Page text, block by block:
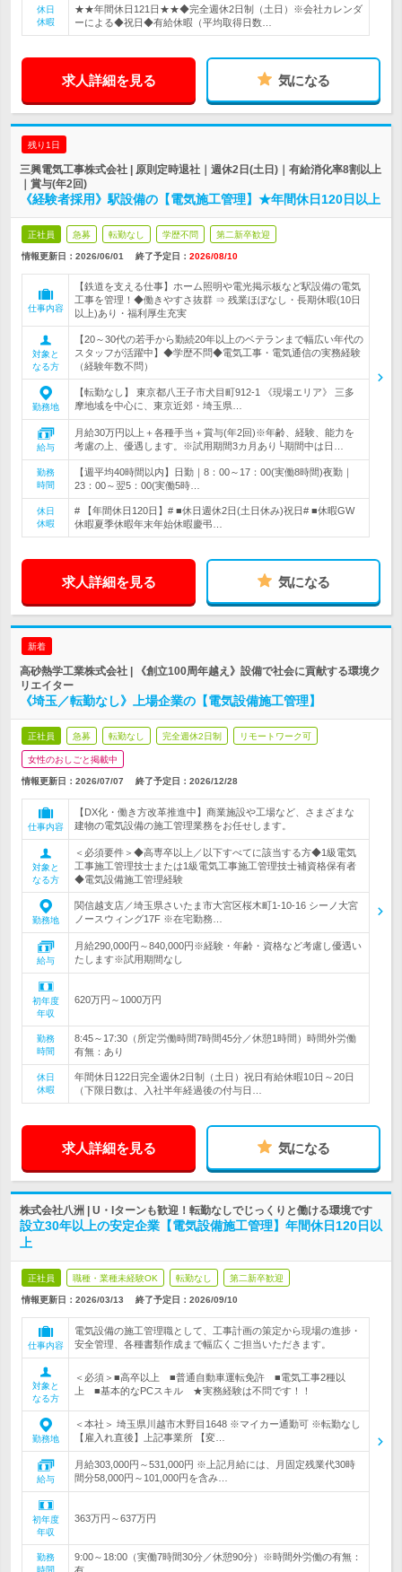
休日
休暇
★★年間休日121日★★◆完全週休2日制（土日）※会社カレンダ
ーによる◆祝日◆有給休暇（平均取得日数…
求人詳細を見る 気になる
残り1日
三興電気工事株式会社 | 原則定時退社｜週休2日(土日)｜有給消化率8割以上
｜賞与(年2回)
《経験者採用》駅設備の【電気施工管理】★年間休日120日以上
正社員 急募 転勤なし 学歴不問 第二新卒歓迎
情報更新日：2026/06/01 終了予定日： 2026/08/10
仕事内容
【鉄道を支える仕事】ホーム照明や電光掲示板など駅設備の電気
工事を管理！◆働きやすさ抜群 ⇒ 残業ほぼなし・長期休暇(10日
以上)あり・福利厚生充実
対象と
なる方
【20～30代の若手から勤続20年以上のベテランまで幅広い年代の
スタッフが活躍中】◆学歴不問◆電気工事・電気通信の実務経験
（経験年数不問）
勤務地
【転勤なし】 東京都八王子市犬目町912-1 《現場エリア》 三多
摩地域を中心に、東京近郊・埼玉県…
給与
月給30万円以上＋各種手当＋賞与(年2回)※年齢、経験、能力を
考慮の上、優遇します。※試用期間3カ月あり└期間中は日…
勤務
時間
【週平均40時間以内】日勤｜8：00～17：00(実働8時間)夜勤｜
23：00～翌5：00(実働5時…
休日
休暇
# 【年間休日120日】# ■休日週休2日(土日休み)祝日# ■休暇GW
休暇夏季休暇年末年始休暇慶弔…
求人詳細を見る 気になる
新着
高砂熱学工業株式会社 | 《創立100周年越え》設備で社会に貢献する環境ク
リエイター
《埼玉／転勤なし》上場企業の【電気設備施工管理】
正社員 急募 転勤なし 完全週休2日制 リモートワーク可
女性のおしごと掲載中
情報更新日：2026/07/07 終了予定日： 2026/12/28
仕事内容
【DX化・働き方改革推進中】商業施設や工場など、さまざまな
建物の電気設備の施工管理業務をお任せします。
対象と
なる方
＜必須要件＞◆高専卒以上／以下すべてに該当する方◆1級電気
工事施工管理技士または1級電気工事施工管理技士補資格保有者
◆電気設備施工管理経験
勤務地
関信越支店／埼玉県さいたま市大宮区桜木町1-10-16 シーノ大宮
ノースウィング17F ※在宅勤務…
給与
月給290,000円～840,000円※経験・年齢・資格など考慮し優遇い
たします※試用期間なし
初年度
年収
620万円～1000万円
勤務
時間
8:45～17:30（所定労働時間7時間45分／休憩1時間）時間外労働
有無：あり
休日
休暇
年間休日122日完全週休2日制（土日）祝日有給休暇10日～20日
（下限日数は、入社半年経過後の付与日…
求人詳細を見る 気になる
株式会社八洲 | U・Iターンも歓迎！転勤なしでじっくりと働ける環境です
設立30年以上の安定企業【電気設備施工管理】年間休日120日以
上
正社員 職種・業種未経験OK 転勤なし 第二新卒歓迎
情報更新日：2026/03/13 終了予定日： 2026/09/10
仕事内容
電気設備の施工管理職として、工事計画の策定から現場の進捗・
安全管理、各種書類作成まで幅広くご担当いただきます。
対象と
なる方
＜必須＞■高卒以上 ■普通自動車運転免許 ■電気工事2種以
上 ■基本的なPCスキル ★実務経験は不問です！！
勤務地
＜本社＞ 埼玉県川越市木野目1648 ※マイカー通勤可 ※転勤なし
【雇入れ直後】上記事業所 【変…
給与
月給303,000円～531,000円 ※上記月給には、月固定残業代30時
間分58,000円～101,000円を含み…
初年度
年収
363万円～637万円
勤務
時間
9:00～18:00（実働7時間30分／休憩90分）※時間外労働の有無：